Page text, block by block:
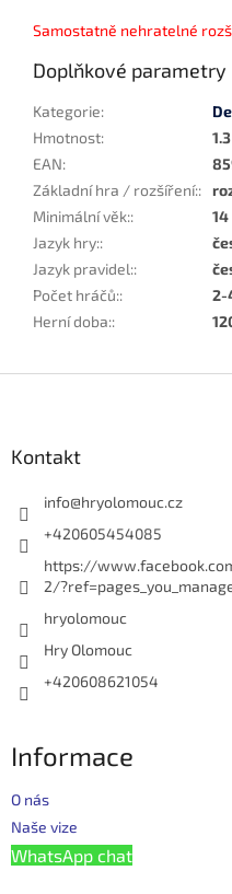
Samostatně nehratelné
Doplňkové parametry
Kategorie:
Hmotnost:
EAN:
Základní hra / rozšíření::
Minimální věk::
14
Jazyk hry::
Jazyk pravidel::
Počet hráčů::
2-
Herní doba::
Kontakt
info@hryolomouc.cz
+420605454085
https://
2/
hryolomouc
Hry Olomouc
+420608621054
Informace
O nás
Naše vize
WhatsApp chat